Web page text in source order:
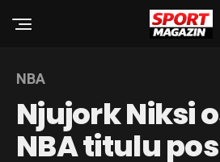
NBA
Njujork Niksi
NBA titulu